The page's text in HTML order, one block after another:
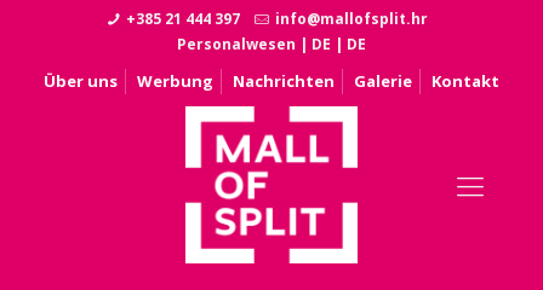
+385 21 444 397
info@mallofsplit.hr
Personalwesen | DE | DE
Über uns Werbung Nachrichten Galerie Kontakt